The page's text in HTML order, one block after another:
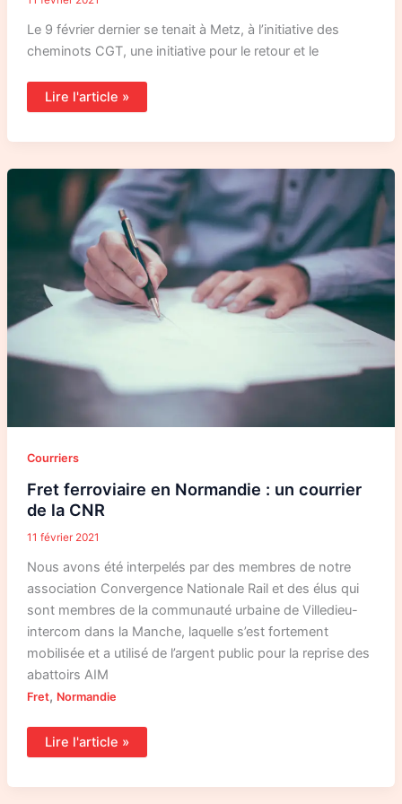
Le 9 février dernier se tenait à Metz, à l’initiative des
cheminots CGT, une initiative pour le retour et le
Lire l'article »
Courriers
Fret ferroviaire en Normandie : un courrier
de la CNR
11 février 2021
Nous avons été interpelés par des membres de notre
association Convergence Nationale Rail et des élus qui
sont membres de la communauté urbaine de Villedieu-
intercom dans la Manche, laquelle s’est fortement
mobilisée et a utilisé de l’argent public pour la reprise des
abattoirs AIM
Fret, Normandie
Fret
ferroviaire
Normandie
courrier
CNR
Lire l'article »